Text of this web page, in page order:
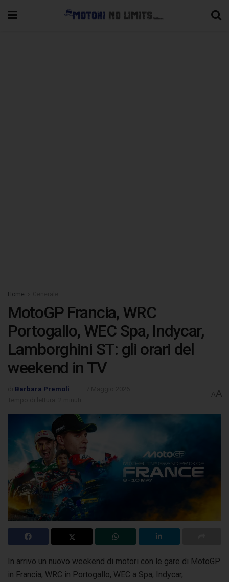
Home
MotoGP Francia, WRC
Portogallo, WEC Spa, Indycar,
Lamborghini ST: gli orari del
weekend in TV
Barbara Premoli
AA
In arrivo un nuovo weekend di motori con le gare di MotoGP
in Francia, WRC in Portogallo, WEC a Spa, Indycar,